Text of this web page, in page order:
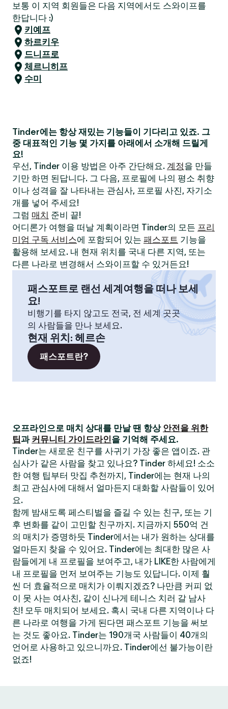
보통 이 지역 회원들은 다음 지역에서도 스와이프를
한답니다 :)
키예프
하르키우
드니프로
체르니히프
수미
Tinder에는 항상 재밌는 기능들이 기다리고 있죠. 그
중 대표적인 기능 몇 가지를 아래에서 소개해 드릴게
요!
우선, Tinder 이용 방법은 아주 간단해요. 계정을 만들
기만 하면 된답니다. 그 다음, 프로필에 나의 평소 취향
이나 성격을 잘 나타내는 관심사, 프로필 사진, 자기소
개를 넣어 주세요!
그럼 매치 준비 끝!
어디론가 여행을 떠날 계획이라면 Tinder의 모든 프리
미엄 구독 서비스에 포함되어 있는 패스포트 기능을
활용해 보세요. 내 현재 위치를 국내 다른 지역, 또는
다른 나라로 변경해서 스와이프할 수 있거든요!
패스포트로 랜선 세계여행을 떠나 보세
요!
비행기를 타지 않고도 전국, 전 세계 곳곳
의 사람들을 만나 보세요.
현재 위치: 헤르손
패스포트란?
오프라인으로 매치 상대를 만날 땐 항상 안전을 위한
팁과 커뮤니티 가이드라인을 기억해 주세요.
Tinder는 새로운 친구를 사귀기 가장 좋은 앱이죠. 관
심사가 같은 사람을 찾고 있나요? Tinder 하세요! 소소
한 여행 팁부터 맛집 추천까지, Tinder에는 현재 나의
최고 관심사에 대해서 얼마든지 대화할 사람들이 있어
요.
함께 밤새도록 페스티벌을 즐길 수 있는 친구, 또는 기
후 변화를 같이 고민할 친구까지. 지금까지 550억 건
의 매치가 증명하듯 Tinder에서는 내가 원하는 상대를
얼마든지 찾을 수 있어요. Tinder에는 최대한 많은 사
람들에게 내 프로필을 보여주고, 내가 LIKE한 사람에게
내 프로필을 먼저 보여주는 기능도 있답니다. 이제 훨
씬 더 효율적으로 매치가 이뤄지겠죠? 나만큼 커피 없
이 못 사는 여사친, 같이 신나게 테니스 치러 갈 남사
친! 모두 매치되어 보세요. 혹시 국내 다른 지역이나 다
른 나라로 여행을 가게 된다면 패스포트 기능을 써보
는 것도 좋아요. Tinder는 190개국 사람들이 40개의
언어로 사용하고 있으니까요. Tinder에선 불가능이란
없죠!